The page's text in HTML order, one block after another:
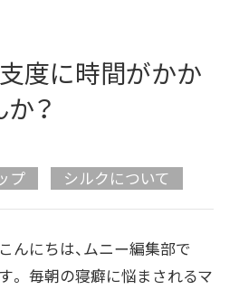
度に時間がかか
？
プ シルクについて
こんにちは、ムニー編集部で
す。 毎朝の寝癖に悩まされるマ